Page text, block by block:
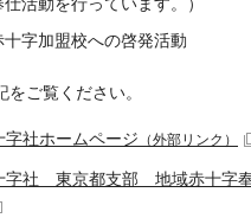
活動を行っています。）
十字加盟校への啓発活動
をご覧ください。
字社ホームページ （外部リンク）
字社 東京都支部 地域赤十字